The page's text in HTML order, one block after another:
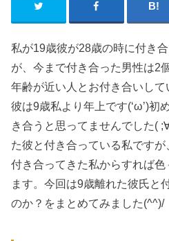
私が19歳彼が28歳の時に付き
が、今まで付き合った男性は2
年齢が近い人とお付き合いし
彼は9歳私より年上です(‘ω’)初
き合うと思ってませんでした(
た彼と付き合っている私です
付き合ってきた私からすれば
ます。今回は9歳離れた彼氏と
のか？をまとめてみました(^^)/